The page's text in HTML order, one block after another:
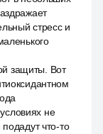
стресс и
защиты. Вот
не
что-то